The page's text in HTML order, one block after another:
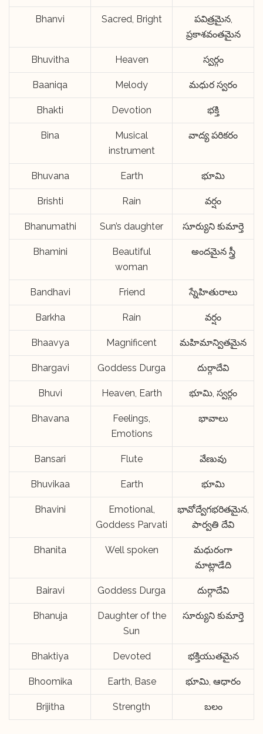
Bhanvi Sacred, Bright
పవిత్రమైన,
ప్రకాశవంతమైన
Bhuvitha Heaven స్వర్గం
Baaniqa Melody మధుర స్వరం
Bhakti Devotion భక్తి
Bina
Musical
instrument
వాద్య పరికరం
Bhuvana Earth భూమి
Brishti Rain వర్షం
Bhanumathi Sun’s daughter సూర్యుని కుమార్తె
Bhamini
Beautiful
woman
అందమైన స్త్రీ
Bandhavi Friend స్నేహితురాలు
Barkha Rain వర్షం
Bhaavya Magnificent మహిమాన్వితమైన
Bhargavi Goddess Durga దుర్గాదేవి
Bhuvi Heaven, Earth భూమి, స్వర్గం
Bhavana
Feelings,
Emotions
భావాలు
Bansari Flute వేణువు
Bhuvikaa Earth భూమి
Bhavini
Emotional,
Goddess Parvati
భావోద్వేగభరితమైన,
పార్వతి దేవి
Bhanita Well spoken
మధురంగా
మాట్లాడేది
Bairavi Goddess Durga దుర్గాదేవి
Bhanuja
Daughter of the
Sun
సూర్యుని కుమార్తె
Bhaktiya Devoted భక్తియుతమైన
Bhoomika Earth, Base భూమి, ఆధారం
Brijitha Strength బలం